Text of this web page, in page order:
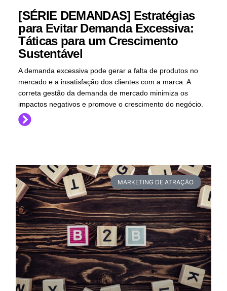
[SÉRIE DEMANDAS] Estratégias
para Evitar Demanda Excessiva:
Táticas para um Crescimento
Sustentável
A demanda excessiva pode gerar a falta de produtos no
mercado e a insatisfação dos clientes com a marca. A
correta gestão da demanda de mercado minimiza os
impactos negativos e promove o crescimento do negócio.
MARKETING DE ATRAÇÃO